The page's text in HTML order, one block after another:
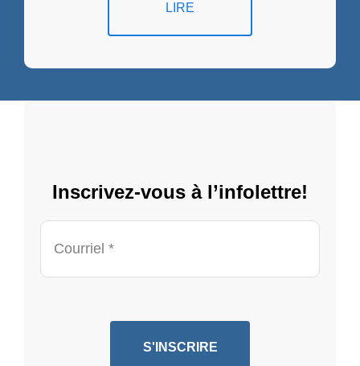
LIRE
Inscrivez-vous à l’infolettre!
Courriel *
S'INSCRIRE